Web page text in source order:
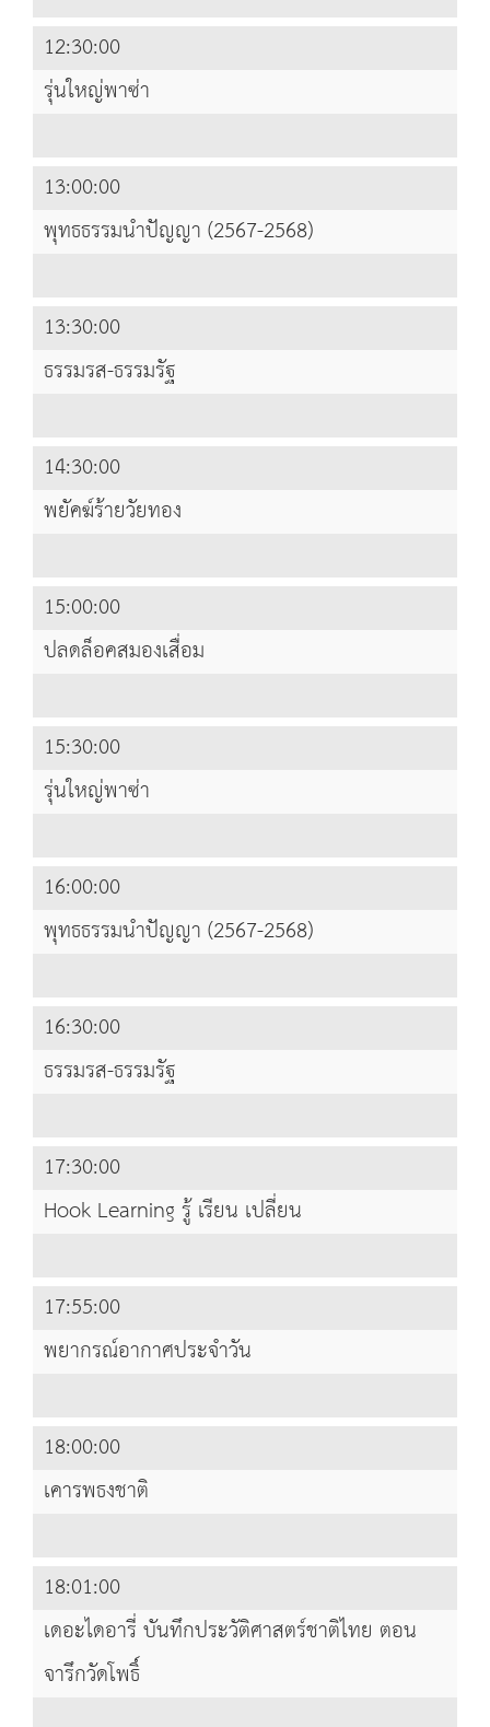
12:30:00
รุ่นใหญ่พาซ่า
13:00:00
พุทธธรรมนำปัญญา (2567-2568)
13:30:00
ธรรมรส-ธรรมรัฐ
14:30:00
พยัคฆ์ร้ายวัยทอง
15:00:00
ปลดล็อคสมองเสื่อม
15:30:00
รุ่นใหญ่พาซ่า
16:00:00
พุทธธรรมนำปัญญา (2567-2568)
16:30:00
ธรรมรส-ธรรมรัฐ
17:30:00
Hook Learning รู้ เรียน เปลี่ยน
17:55:00
พยากรณ์อากาศประจำวัน
18:00:00
เคารพธงชาติ
18:01:00
เดอะไดอารี่ บันทึกประวัติศาสตร์ชาติไทย ตอน
จารึกวัดโพธิ์